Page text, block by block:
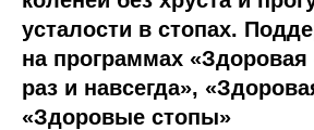
усталости в стопах.
на программах «Здоровая
раз и навсегда»,
«Здоровые стопы»